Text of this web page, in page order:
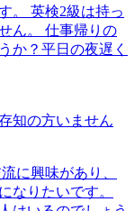
。 英検2級は持っ
ん。 仕事帰りの
か？平日の夜遅く
知の方いません
に興味があり、
なりたいです。